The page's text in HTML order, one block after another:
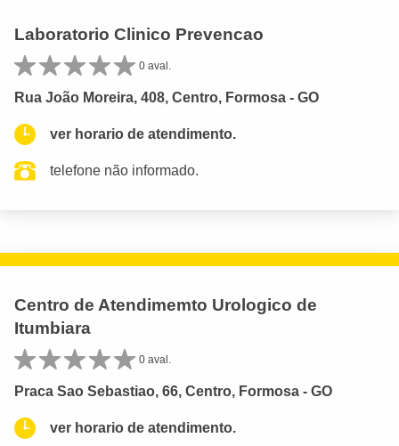
Laboratorio Clinico Prevencao
0 aval.
Rua João Moreira, 408, Centro, Formosa - GO
ver horario de atendimento.
telefone não informado.
Centro de Atendimemto Urologico de
Itumbiara
0 aval.
Praca Sao Sebastiao, 66, Centro, Formosa - GO
ver horario de atendimento.